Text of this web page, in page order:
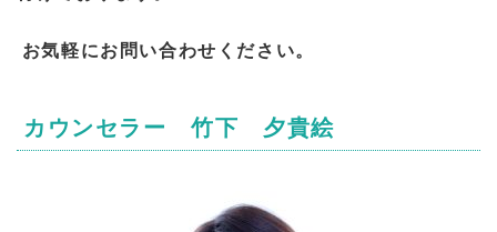
お気軽にお問い合わせください。
カウンセラー 竹下 夕貴絵